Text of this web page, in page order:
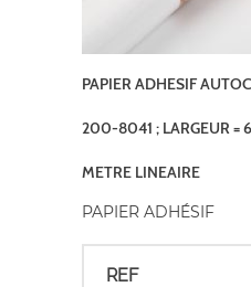
PAPIER ADHESIF
200-8041 ; LARGEUR =
METRE LINEAIRE
PAPIER ADHÉSIF
REF